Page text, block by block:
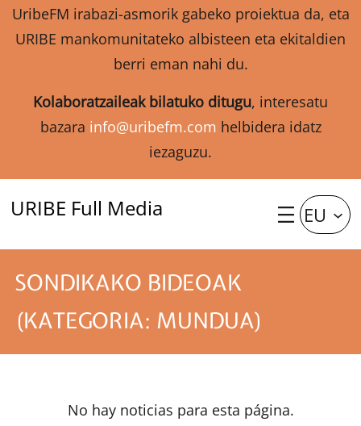
UribeFM irabazi-asmorik gabeko proiektua da, eta
URIBE mankomunitateko albisteen eta ekitaldien
berri eman nahi du.
Kolaboratzaileak bilatuko ditugu, interesatu
bazara info@uribefm.com helbidera idatz
iezaguzu.
URIBE Full Media EU
SONDIKAKO BIDEOAK
(KATEGORIA: MUNDUA)
No hay noticias para esta página.